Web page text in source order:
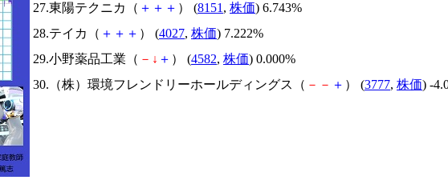
27.東陽テクニカ（ ＋ ＋ ＋ ） (8151 , 株価) 6.743%
28.テイカ（ ＋ ＋ ＋ ） (4027, 株価) 7.222%
29.小野薬品工業（ － ↓ ＋ ） (4582, 株価) 0.000%
30.（株）環境フレンドリーホールディングス（ － － ＋ ） (3777, 株価) -